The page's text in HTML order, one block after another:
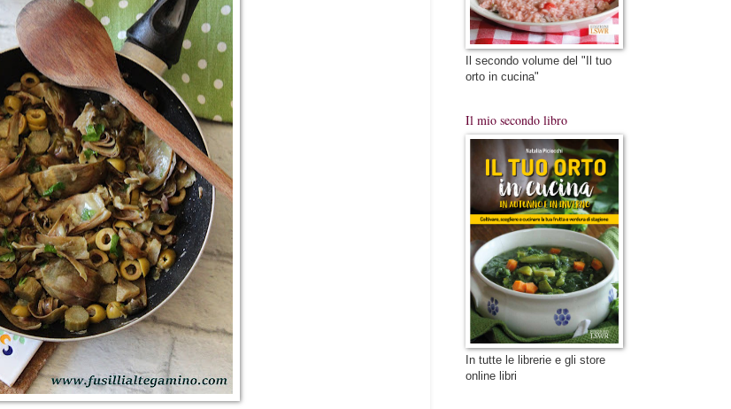
Il secondo volume del "Il tuo
orto in cucina"
Il mio secondo libro
In tutte le librerie e gli store
online libri